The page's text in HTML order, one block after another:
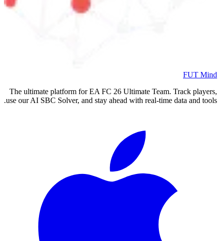
FUT Mind
The ultimate platform for EA FC 26 Ultimate Team. Track players,
use our AI SBC Solver, and stay ahead with real-time data and tools.